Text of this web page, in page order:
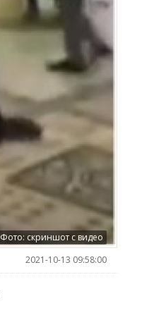
Фото: скриншот с видео
2021-10-13 09:58:00